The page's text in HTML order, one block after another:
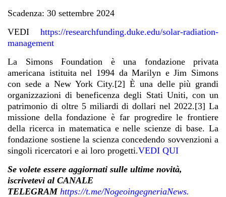
Scadenza: 30 settembre 2024
VEDI https://researchfunding.duke.edu/solar-radiation-
management
La Simons Foundation è una fondazione privata
americana istituita nel 1994 da Marilyn e Jim Simons
con sede a New York City.[2] È una delle più grandi
organizzazioni di beneficenza degli Stati Uniti, con un
patrimonio di oltre 5 miliardi di dollari nel 2022.[3] La
missione della fondazione è far progredire le frontiere
della ricerca in matematica e nelle scienze di base. La
fondazione sostiene la scienza concedendo sovvenzioni a
singoli ricercatori e ai loro progetti.VEDI QUI
Se volete essere aggiornati sulle ultime novità,
iscrivetevi al CANALE
TELEGRAM https://t.me/NogeoingegneriaNews.